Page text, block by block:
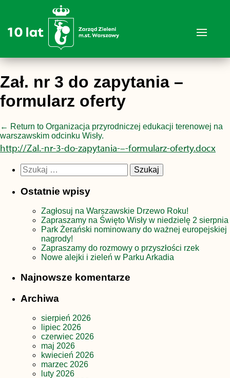
Zał. nr 3 do zapytania –
formularz oferty
← Return to Organizacja przyrodniczej edukacji terenowej na
warszawskim odcinku Wisły.
http://Zal.-nr-3-do-zapytania-–-formularz-oferty.docx
Szukaj:
Ostatnie wpisy
Zagłosuj na Warszawskie Drzewo Roku!
Zapraszamy na Święto Wisły w niedzielę 2 sierpnia
Park Żerański nominowany do ważnej europejskiej
nagrody!
Zapraszamy do rozmowy o przyszłości rzek
Nowe alejki i zieleń w Parku Arkadia
Najnowsze komentarze
Archiwa
sierpień 2026
lipiec 2026
czerwiec 2026
maj 2026
kwiecień 2026
marzec 2026
luty 2026